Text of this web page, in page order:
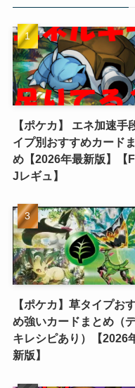
【ポケカ】 エネ加速手
イプ別おすすめカード
め【2026年最新版】【
Jレギュ】
【ポケカ】草タイプお
め強いカードまとめ（
キレシピあり）【2026
新版】